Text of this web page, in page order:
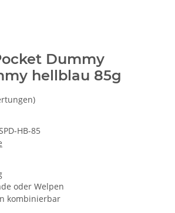
Dummy
hellblau 85g
HB-85
oder Welpen
kombinierbar